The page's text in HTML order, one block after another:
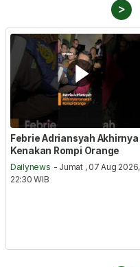
>
Febrie Adriansyah Akhirnya
Kenakan Rompi Orange
Dailynews - Jumat , 07 Aug 2026,
22:30 WIB